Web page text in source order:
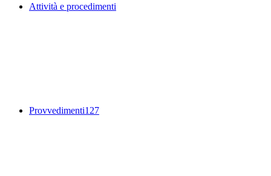
Attività e procedimenti
Provvedimenti127